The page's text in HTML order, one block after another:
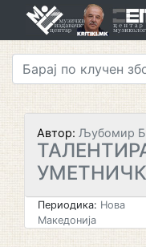
Автор: Љубомир
Периодика: Нова
Македонија